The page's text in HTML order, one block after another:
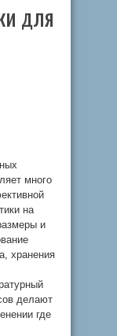
для
много
на
и
хранения
делают
где